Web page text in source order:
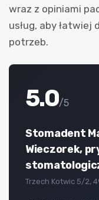
wraz z opiniami
usług, aby łatwiej
potrzeb.
5.0/5
Stomadent
Wieczorek,
Trzech Kotwic 5/2,